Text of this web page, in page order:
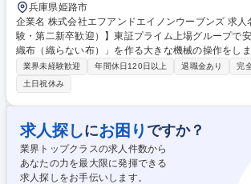
兵庫県姫路市
企業名 株式会社エフアンドエイノンウーブンズ 求人名 姫路【製造（未経
験・第二新卒歓迎）】東証プライム上場グループで安定 仕事の内容
織布（織らない布）」を作る大きな機械の操作をし
ターやマスクの素材など、実は身近なところで使わ
ームで動くので、未経験からでも安心してスタートできます
まったレシピ通りに原料を混ぜ合わせ、機械に投入
がスムーズに動いているか、温度やスピードが合っ
チェック。 仕上げ： 出来上がった布にムラがないか
目で確認します。 運搬： 巻き取られた大きなロール
へ運びます。 募集職種 姫路【製造（未経験・第二新卒歓迎）】東証プラ
イム上場グループで安定
業界未経験歓迎 年間休日120日以上 退職金あり
完
土日祝休み
求人探しにお困り ですか？
業界トップクラスの求人件数から
あなたの力を最大限に発揮できる
求人探しをお手伝いします。